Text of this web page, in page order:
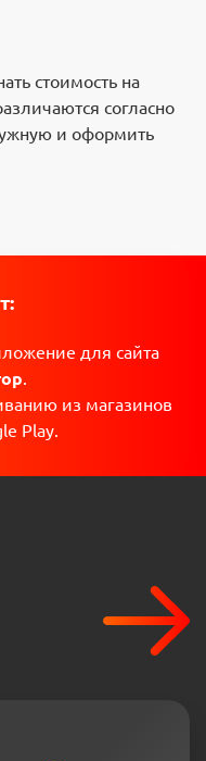
стоимость на
согласно
и оформить
для сайта
.
из магазинов
Play.